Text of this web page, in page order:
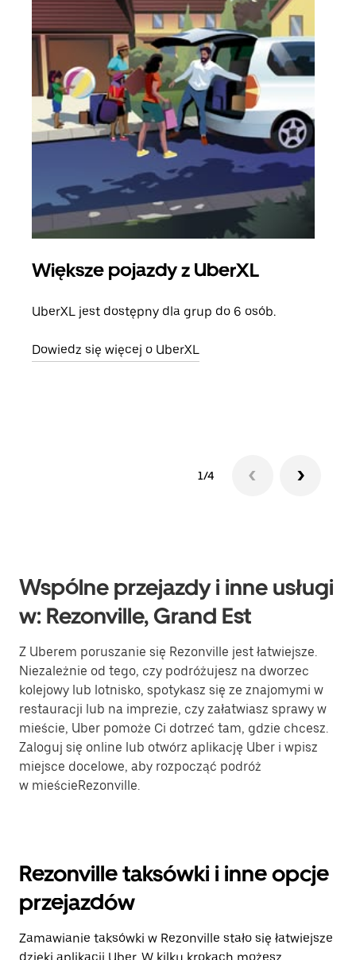
Większe pojazdy z UberXL
UberXL jest dostępny dla grup do 6 osób.
Dowiedz się więcej o UberXL
1/4
Wspólne przejazdy i inne usługi
w: Rezonville, Grand Est
Z Uberem poruszanie się Rezonville jest łatwiejsze.
Niezależnie od tego, czy podróżujesz na dworzec
kolejowy lub lotnisko, spotykasz się ze znajomymi w
restauracji lub na imprezie, czy załatwiasz sprawy w
mieście, Uber pomoże Ci dotrzeć tam, gdzie chcesz.
Zaloguj się online lub otwórz aplikację Uber i wpisz
miejsce docelowe, aby rozpocząć podróż
w mieścieRezonville.
Rezonville taksówki i inne opcje
przejazdów
Zamawianie taksówki w Rezonville stało się łatwiejsze